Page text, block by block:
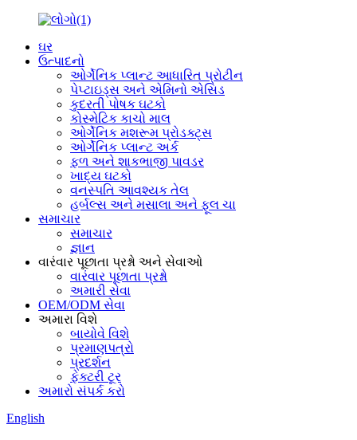
ઘર
ઉત્પાદનો
ઓર્ગેનિક પ્લાન્ટ આધારિત પ્રોટીન
પેપ્ટાઇડ્સ અને એમિનો એસિડ
કુદરતી પોષક ઘટકો
કોસ્મેટિક કાચો માલ
ઓર્ગેનિક મશરૂમ પ્રોડક્ટ્સ
ઓર્ગેનિક પ્લાન્ટ અર્ક
ફળ અને શાકભાજી પાવડર
ખાદ્ય ઘટકો
વનસ્પતિ આવશ્યક તેલ
હર્બલ્સ અને મસાલા અને ફૂલ ચા
સમાચાર
સમાચાર
જ્ઞાન
વારંવાર પૂછાતા પ્રશ્નો અને સેવાઓ
વારંવાર પૂછાતા પ્રશ્નો
અમારી સેવા
OEM/ODM સેવા
અમારા વિશે
બાયોવે વિશે
પ્રમાણપત્રો
પ્રદર્શન
ફેક્ટરી ટૂર
અમારો સંપર્ક કરો
English